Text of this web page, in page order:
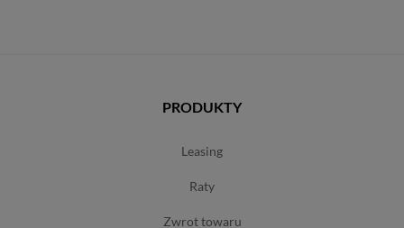
PRODUKTY
leasing
raty
zwrot towaru